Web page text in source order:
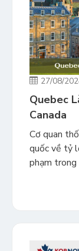
27/08/
Quebec
Canada
Cơ quan
quốc về tỷ
phạm trong
thành phố